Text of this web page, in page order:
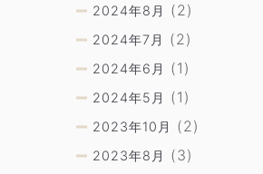
2024年8月 (2)
2024年7月 (2)
2024年6月 (1)
2024年5月 (1)
2023年10月 (2)
2023年8月 (3)